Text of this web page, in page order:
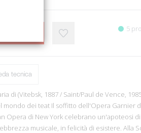
5
tecnica
di (Vitebsk, 1887 / Saint/Paul de Vence,
mondo dei teat Il soffitto dell'Opera Garnier
Opera di New York celebrano un'apoteosi
musicale, in felicità di esistere. Alla